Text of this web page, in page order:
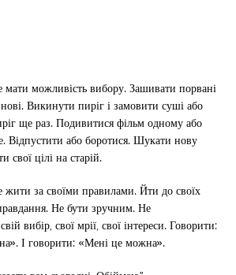
можливість вибору. Зашивати порвані
Викинути пиріг і замовити суші або
ще раз. Подивитися фільм одному або
Відпустити або боротися. Шукати нову
свої цілі на старій.
за своїми правилами. Йти до своїх
Не бути зручним. Не
вибір, свої мрії, свої інтереси. Говорити:
І говорити: «Мені це можна».